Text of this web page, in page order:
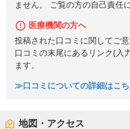
ません。 ご覧の方の自己責任
医療機関の方へ
投稿された口コミに関してご
口コミの末尾にあるリンク(入
ます。
≫口コミについての詳細はこち
地図・アクセス